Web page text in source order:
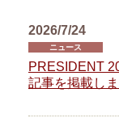
2026/7/24
ニュース
PRESIDENT
記事を掲載しま